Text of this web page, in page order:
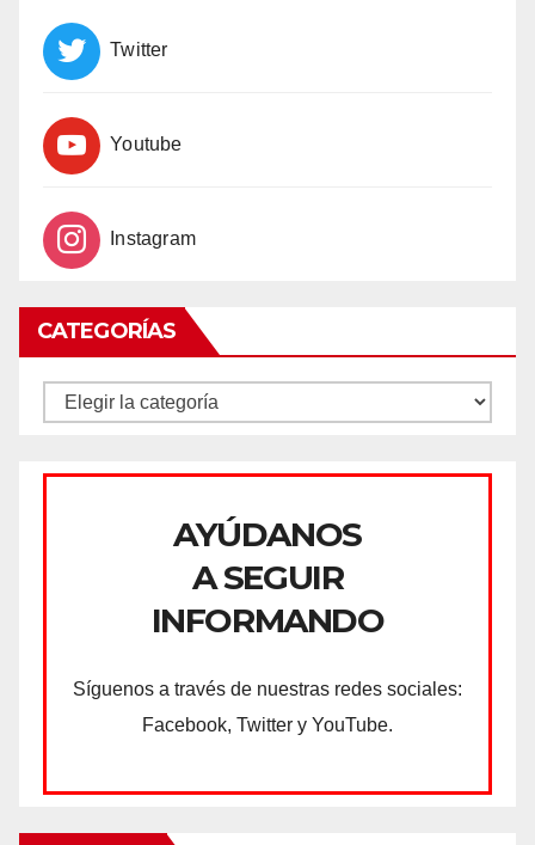
Twitter
Youtube
Instagram
CATEGORÍAS
CATEGORÍAS
AYÚDANOS
A SEGUIR
INFORMANDO
Síguenos a través de nuestras redes sociales:
Facebook, Twitter y YouTube.